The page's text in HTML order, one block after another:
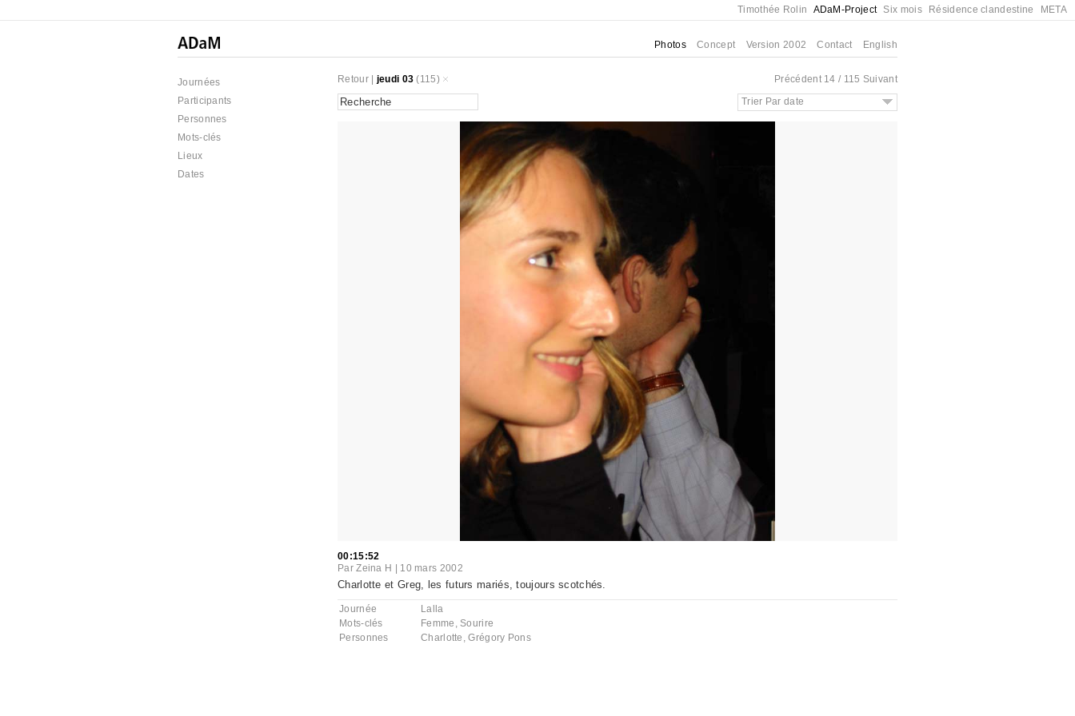
Timothée Rolin ADaM-Project Six mois Résidence clandestine META
Photos Concept Version 2002 Contact English
Journées
Participants
Personnes
Mots-clés
Lieux
Dates
Retour| jeudi 03 (115) Précédent14 / 115 Suivant
Trier Par date
00:15:52
ParZeina H 10 mars 2002
Charlotte et Greg, les futurs mariés, toujours scotchés.
Journée
Lalla
Mots-clés
Femme , Sourire
Personnes
Charlotte ,Grégory Pons